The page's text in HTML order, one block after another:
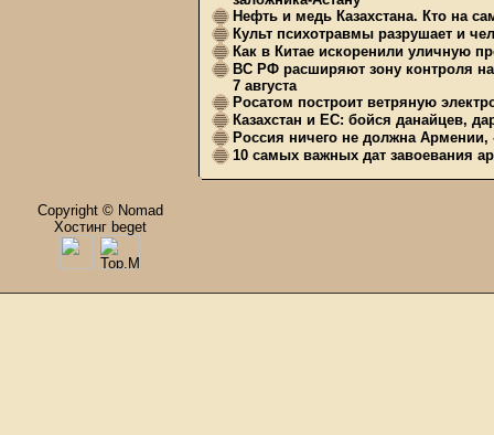
Нефть и медь Казахстана. Кто на
Культ психотравмы разрушает и
Как в Китае искоренили уличную
ВС РФ расширяют зону контроля на
7 августа
Росатом построит ветряную
Казахстан и ЕС: бойся данайцев,
Россия ничего не должна Армении,
10 самых важных дат завоевания
Copyright © Nomad
Хостинг beget